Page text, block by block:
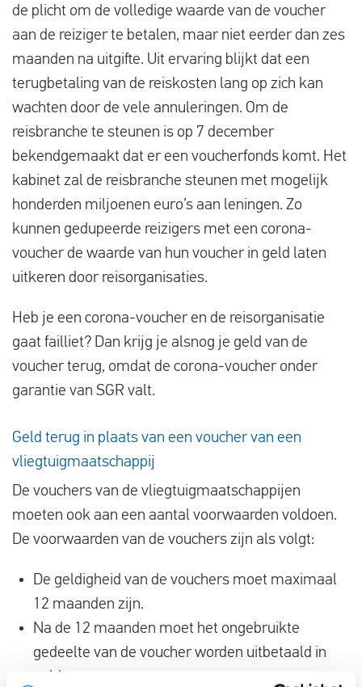
de plicht om de volledige waarde van de voucher
aan de reiziger te betalen, maar niet eerder dan zes
maanden na uitgifte. Uit ervaring blijkt dat een
terugbetaling van de reiskosten lang op zich kan
wachten door de vele annuleringen. Om de
reisbranche te steunen is op 7 december
bekendgemaakt dat er een voucherfonds komt. Het
kabinet zal de reisbranche steunen met mogelijk
honderden miljoenen euro’s aan leningen. Zo
kunnen gedupeerde reizigers met een corona-
voucher de waarde van hun voucher in geld laten
uitkeren door reisorganisaties.
Heb je een corona-voucher en de reisorganisatie
gaat failliet? Dan krijg je alsnog je geld van de
voucher terug, omdat de corona-voucher onder
garantie van SGR valt.
Geld terug in plaats van een voucher van een
vliegtuigmaatschappij
De vouchers van de vliegtuigmaatschappijen
moeten ook aan een aantal voorwaarden voldoen.
De voorwaarden van de vouchers zijn als volgt:
De geldigheid van de vouchers moet maximaal
12 maanden zijn.
Na de 12 maanden moet het ongebruikte
gedeelte van de voucher worden uitbetaald in